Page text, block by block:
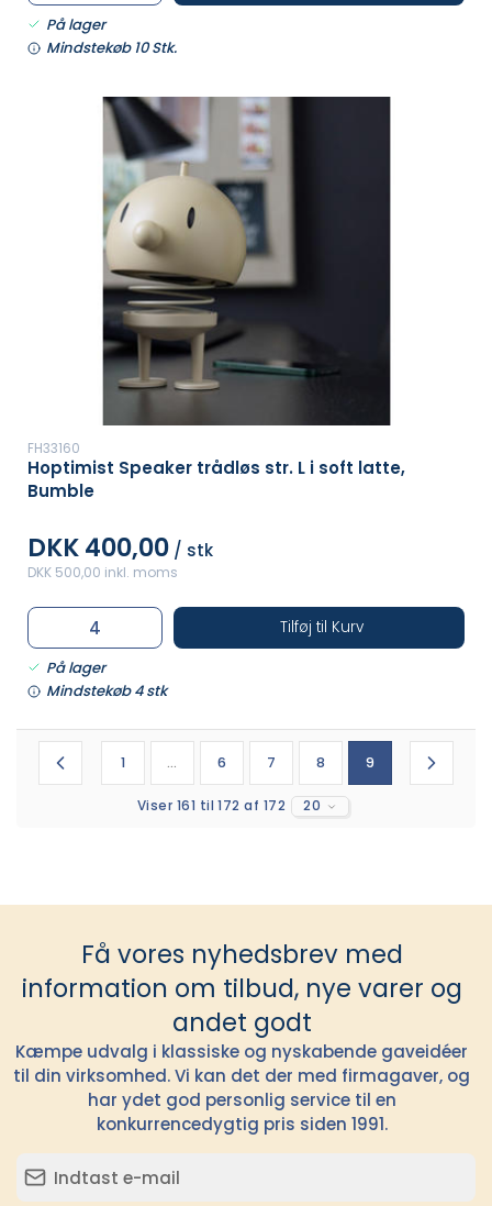
På lager
Mindstekøb 10 Stk.
FH33160
Hoptimist Speaker trådløs str. L i soft latte,
Bumble
DKK 400,00 / stk
DKK 500,00 inkl. moms
Tilføj til Kurv
På lager
Mindstekøb 4 stk
1 ... 6 7 8 9
Viser 161 til 172 af 172 20
Få vores nyhedsbrev med
information om tilbud, nye varer og
andet godt
Kæmpe udvalg i klassiske og nyskabende gaveidéer
til din virksomhed. Vi kan det der med firmagaver, og
har ydet god personlig service til en
konkurrencedygtig pris siden 1991.